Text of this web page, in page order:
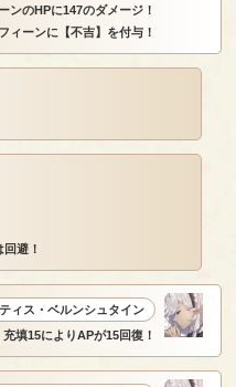
ンのHPに147のダメージ！
ィーンに【不吉】を付与！
避！
ィス・ベルンシュタイン
充填15によりAPが15回復！